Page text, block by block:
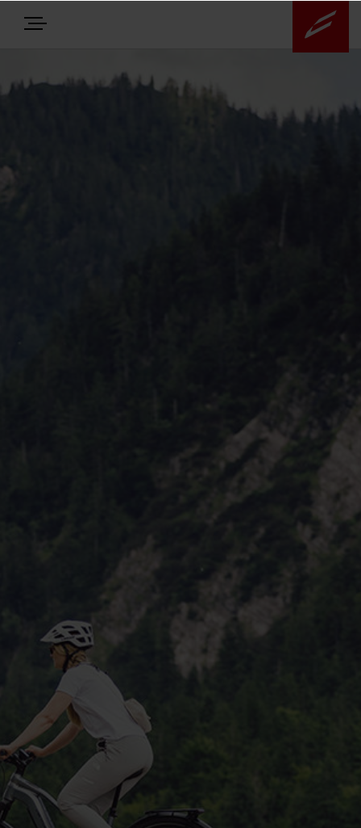
Jetzt zu unserem Newsletter anmelden
Karriere bei CENTURION
Händlersuche
Wir sind Qualität
Fragen - Antworten / FAQ
Finde die richtige Rahmengröße